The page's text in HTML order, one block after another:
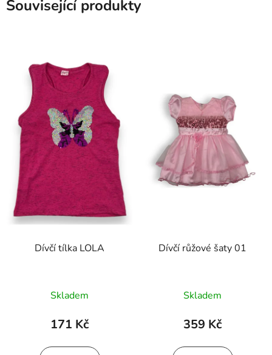
Související produkty
Dívčí tílka LOLA
Skladem
171 Kč
Dívčí růžové šaty 01
Skladem
359 Kč